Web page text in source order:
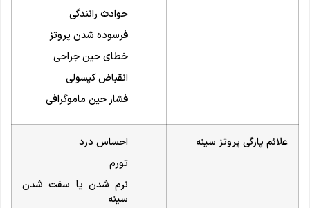
حوادث رانندگی
فرسوده شدن پروتز
خطای حین جراحی
انقباض کپسولی
فشار حین ماموگرافی
علائم پارگی پروتز سینه
احساس درد
تورم
نرم شدن یا سفت شدن
سینه